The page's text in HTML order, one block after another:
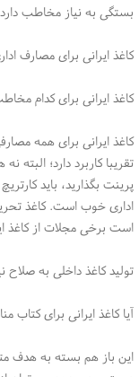
بستگی به نیاز مخاطب
کاغذ ایرانی برای مصارف
کاغذ ایرانی برای کدام
کاغذ ایرانی برای همه
تقریبا کاربرد دارد؛ البته
پرینت بگذارید، باید
اداری خوب است. کاغذ
است برخی مجلات از کاغذ
تولید کاغذ داخلی به
آیا کاغذ ایرانی برای
این باز هم بسته به هدف